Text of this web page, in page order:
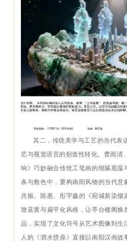
其二，传统美学与工艺的当代表
艺与视觉语言的创造性转化。曹雨清
响》巧妙融合传统工笔画的细腻底蕴
条与敷色中，重构南阳风物的当代意
共振。陈惠、彤宇鑫的《宛城新染烟
致蓝黄与扁平化风格，让亭台楼阁焕
品，实现了文化符号从艺术图像到生
人的《泗水捞鼎》直接以南阳汉画